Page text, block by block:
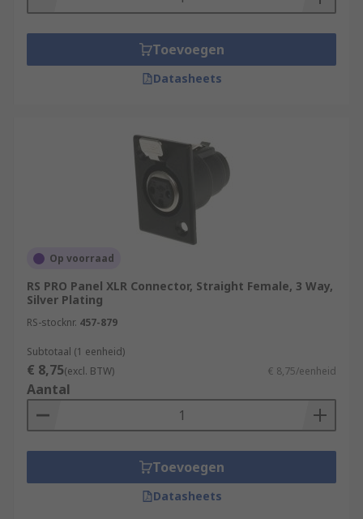
Toevoegen
Datasheets
Op voorraad
RS PRO Panel XLR Connector, Straight Female, 3 Way,
Silver Plating
RS-stocknr. 457-879
Subtotaal (1 eenheid)
€ 8,75(excl. BTW) € 8,75/eenheid
Aantal
Toevoegen
Datasheets